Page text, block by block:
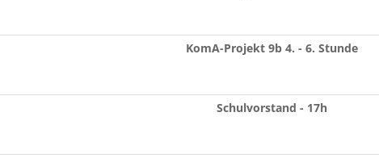
KomA-Projekt 9b 4. - 6. Stunde
Schulvorstand - 17h